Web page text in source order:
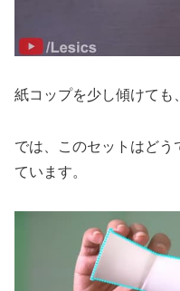
紙コップを少し傾けても
では、このセットはどう
ています。